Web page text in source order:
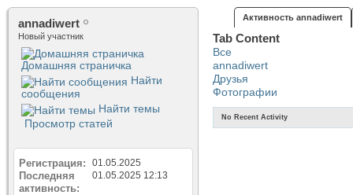
annadiwert
Новый участник
Домашняя страничка
Найти
сообщения
Найти темы
Просмотр статей
Регистрация 01.05.2025
Последняя
активность
01.05.2025 12:13
Активность annadiwert
Tab Content
Все
annadiwert
Друзья
Фотографии
No Recent Activity